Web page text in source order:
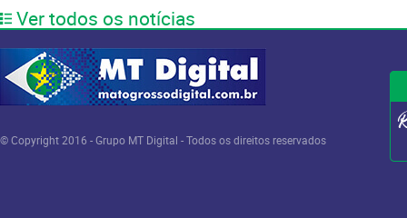
Ver todos os notícias
© Copyright 2016 - Grupo MT Digital - Todos os direitos reservados